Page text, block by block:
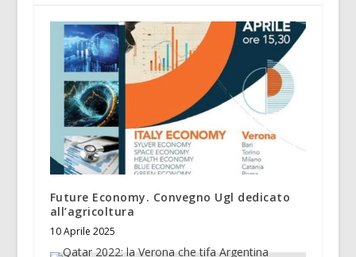
Future Economy. Convegno Ugl dedicato
all’agricoltura
10 Aprile 2025